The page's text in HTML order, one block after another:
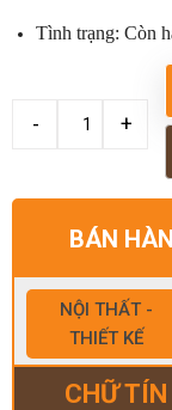
Tình trạng: Còn
BÁN
NỘI THẤT -
THIẾT KẾ
CHỮ